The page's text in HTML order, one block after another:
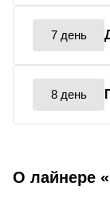
7 день
8 день
О лайнере